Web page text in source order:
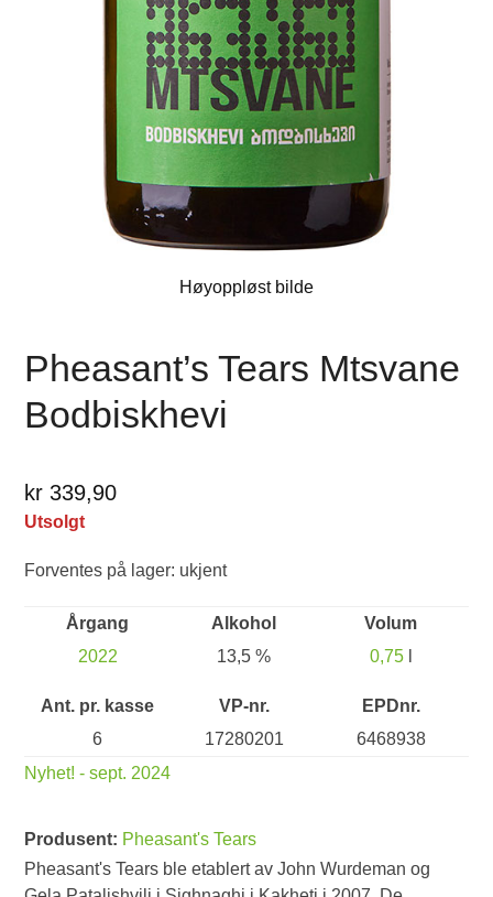
Høyoppløst bilde
Pheasant’s Tears Mtsvane
Bodbiskhevi
kr 339,90
Utsolgt
Forventes på lager: ukjent
Årgang
2022
Alkohol
13,5 %
Volum
0,75l
Ant. pr. kasse
6
VP-nr.
17280201
EPDnr.
6468938
Nyhet! - sept. 2024
Produsent: Pheasant's Tears
Pheasant's Tears ble etablert av John Wurdeman og